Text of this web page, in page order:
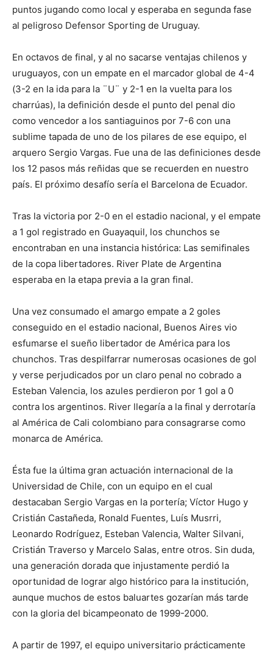
puntos jugando como local y esperaba en segunda fase
al peligroso Defensor Sporting de Uruguay.
En octavos de final, y al no sacarse ventajas chilenos y
uruguayos, con un empate en el marcador global de 4-4
(3-2 en la ida para la ¨U¨ y 2-1 en la vuelta para los
charrúas), la definición desde el punto del penal dio
como vencedor a los santiaguinos por 7-6 con una
sublime tapada de uno de los pilares de ese equipo, el
arquero Sergio Vargas. Fue una de las definiciones desde
los 12 pasos más reñidas que se recuerden en nuestro
país. El próximo desafío sería el Barcelona de Ecuador.
Tras la victoria por 2-0 en el estadio nacional, y el empate
a 1 gol registrado en Guayaquil, los chunchos se
encontraban en una instancia histórica: Las semifinales
de la copa libertadores. River Plate de Argentina
esperaba en la etapa previa a la gran final.
Una vez consumado el amargo empate a 2 goles
conseguido en el estadio nacional, Buenos Aires vio
esfumarse el sueño libertador de América para los
chunchos. Tras despilfarrar numerosas ocasiones de gol
y verse perjudicados por un claro penal no cobrado a
Esteban Valencia, los azules perdieron por 1 gol a 0
contra los argentinos. River llegaría a la final y derrotaría
al América de Cali colombiano para consagrarse como
monarca de América.
Ésta fue la última gran actuación internacional de la
Universidad de Chile, con un equipo en el cual
destacaban Sergio Vargas en la portería; Víctor Hugo y
Cristián Castañeda, Ronald Fuentes, Luís Musrri,
Leonardo Rodríguez, Esteban Valencia, Walter Silvani,
Cristián Traverso y Marcelo Salas, entre otros. Sin duda,
una generación dorada que injustamente perdió la
oportunidad de lograr algo histórico para la institución,
aunque muchos de estos baluartes gozarían más tarde
con la gloria del bicampeonato de 1999-2000.
A partir de 1997, el equipo universitario prácticamente